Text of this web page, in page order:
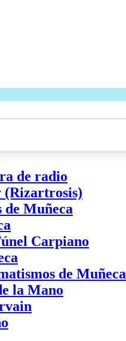
de radio
(Rizartrosis)
Muñeca
Carpiano
de Muñeca
la Mano